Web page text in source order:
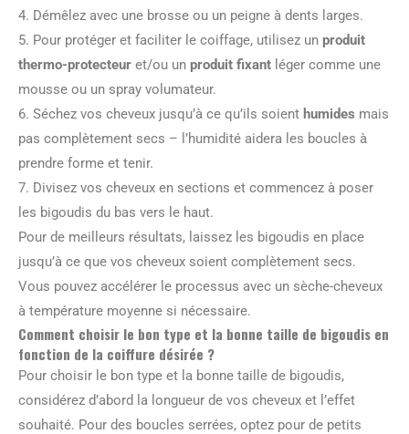
4. Démêlez avec une brosse ou un peigne à dents larges.
5. Pour protéger et faciliter le coiffage, utilisez un produit
thermo-protecteur et/ou un produit fixant léger comme une
mousse ou un spray volumateur.
6. Séchez vos cheveux jusqu’à ce qu’ils soient humides mais
pas complètement secs – l’humidité aidera les boucles à
prendre forme et tenir.
7. Divisez vos cheveux en sections et commencez à poser
les bigoudis du bas vers le haut.
Pour de meilleurs résultats, laissez les bigoudis en place
jusqu’à ce que vos cheveux soient complètement secs.
Vous pouvez accélérer le processus avec un sèche-cheveux
à température moyenne si nécessaire.
Comment choisir le bon type et la bonne taille de bigoudis en
fonction de la coiffure désirée ?
Pour choisir le bon type et la bonne taille de bigoudis,
considérez d’abord la longueur de vos cheveux et l’effet
souhaité. Pour des boucles serrées, optez pour de petits